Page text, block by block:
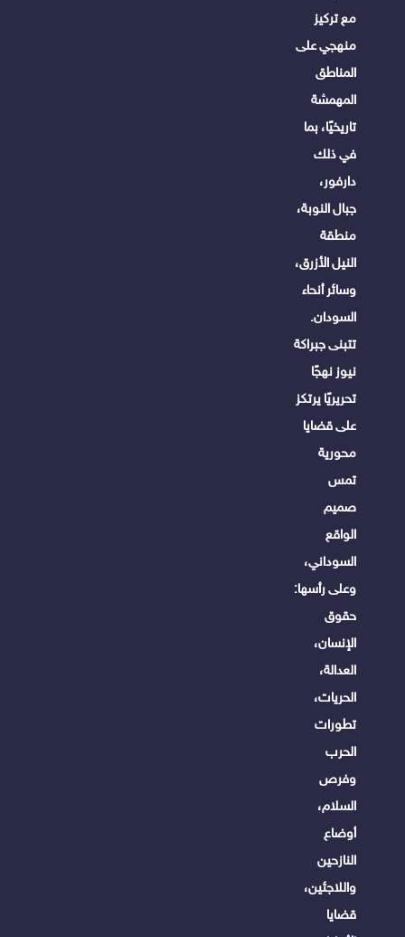
مع تركيز
منهجي على
المناطق
المهمشة
تاريخيًا، بما
في ذلك
دارفور،
جبال النوبة،
منطقة
النيل الأزرق،
وسائر أنحاء
السودان.
تتبنى جبراكة
نيوز نهجًا
تحريريًا يرتكز
على قضايا
محورية
تمس
صميم
الواقع
السوداني،
وعلى رأسها:
حقوق
الإنسان،
العدالة،
الحريات،
تطورات
الحرب
وفرص
السلام،
أوضاع
النازحين
واللاجئين،
قضايا